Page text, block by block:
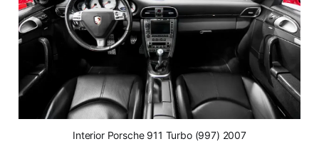
Interior Porsche 911 Turbo (997) 2007